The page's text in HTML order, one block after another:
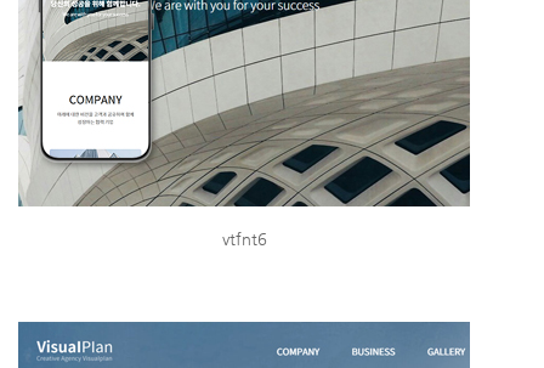
vtfnt6